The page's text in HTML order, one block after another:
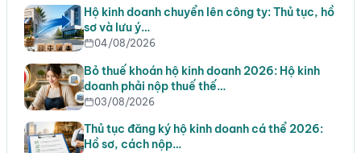
Hộ kinh doanh chuyển lên công ty: Thủ tục, hồ
sơ và lưu ý…
04/08/2026
Bỏ thuế khoán hộ kinh doanh 2026: Hộ kinh
doanh phải nộp thuế thế…
03/08/2026
Thủ tục đăng ký hộ kinh doanh cá thể 2026:
Hồ sơ, cách nộp…